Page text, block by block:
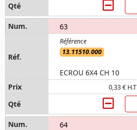
63
13.11510.000
ECROU 6X4 CH 10
0,33 € H.T
64